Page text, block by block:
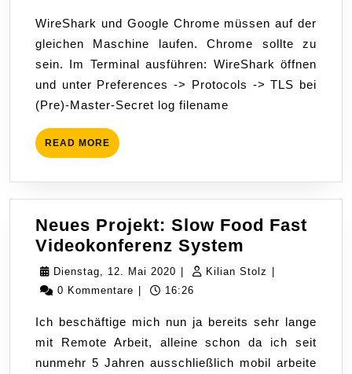
WireShark
debuggen
2022
WireShark und Google Chrome müssen auf der
gleichen Maschine laufen. Chrome sollte zu
sein. Im Terminal ausführen: WireShark öffnen
und unter Preferences -> Protocols -> TLS bei
(Pre)-Master-Secret log filename
READ MORE READ
MORE
Neues Projekt: Slow Food Fast
Videokonferenz System
Projekt:
Fast
System
Dienstag, 12. Mai 2020 Dienstag,
12.
2020
Kilian Stolz Kilian
0 Kommentare
16:26
Ich beschäftige mich nun ja bereits sehr lange
mit Remote Arbeit, alleine schon da ich seit
nunmehr 5 Jahren ausschließlich mobil arbeite